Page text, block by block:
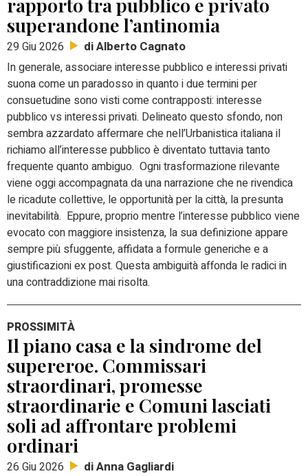
superandone l’antinomia
29 Giu 2026 di Alberto Cagnato
In generale, associare interesse pubblico e interessi privati
suona come un paradosso in quanto i due termini per
consuetudine sono visti come contrapposti: interesse
pubblico vs interessi privati. Delineato questo sfondo, non
sembra azzardato affermare che nell’Urbanistica italiana il
richiamo all’interesse pubblico è diventato tuttavia tanto
frequente quanto ambiguo. Ogni trasformazione rilevante
viene oggi accompagnata da una narrazione che ne rivendica
le ricadute collettive, le opportunità per la città, la presunta
inevitabilità. Eppure, proprio mentre l’interesse pubblico viene
evocato con maggiore insistenza, la sua definizione appare
sempre più sfuggente, affidata a formule generiche e a
giustificazioni ex post. Questa ambiguità affonda le radici in
una contraddizione mai risolta.
PROSSIMITÀ
Il piano casa e la sindrome del
supereroe. Commissari
straordinari, promesse
straordinarie e Comuni lasciati
soli ad affrontare problemi
ordinari
26 Giu 2026 di Anna Gagliardi